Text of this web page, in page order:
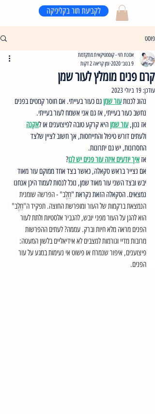
לקביעת תור בקליניקה
פוסט
קרם פנים מומלץ לעור שמן
אסנת חזי - קוסמטיקאית מתקדמת
9 בנוב׳ 2020
זמן קריאה 2 דקות
עודכן: 19 ביולי 2023
נהוג לכנות עור שמן גם כעור בעייתי. אם חוסר קמטים בפנים
נחשב כעור בעייתי, אז גם אני אשמח לעור בעייתי.
אז נכון, עור שמן היא קרקע טובה לפיצוענים או לאקנה
ולעתים דורש טיפול והתייחסות, אך חשוב לציין שלצד
החסרונות, יש גם יתרונות.
אז איך יודעים איזה עור פנים יש לנו?
אם נצייר בראש סקאלה, כאשר בצד אחד ממוקם עור מאוד
יבש ובצד השני עור מאוד שמן, נוכל לנסות לעמוד היכן אנחנו
נמצאים. הסקאלה הזאת נקראת "חֵלֶב" - הפרשה שומנית
הנמצאת ברקמות של העור ומופרשת החוצה. תפקיד ה"חֵלֶב"
הוא להגן על העור מפני יובש, להגביר אלסטיות ולתת לעור
הפנים מראה מלא חיות וברק. עממה? לעתים ההפרשות
מרובות מדיי וגורמות למצבים לא אידיאליים בלשון המעטה:
פיצוענים, איפור שנמרח או פשוט אי נעימות במגע על עור
הפנים.